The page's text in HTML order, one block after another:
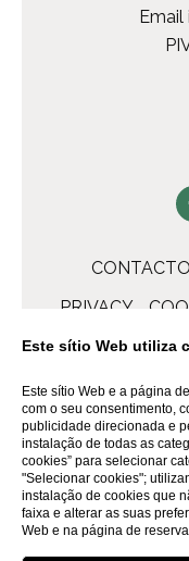
Email
PRIVACY
Este sítio Web utiliza
Este sítio Web e a página
com o seu consentimento,
publicidade direcionada e
instalação de todas as
cookies” para selecionar
"Selecionar cookies";
instalação de cookies que
faixa e alterar as suas
Web e na página de